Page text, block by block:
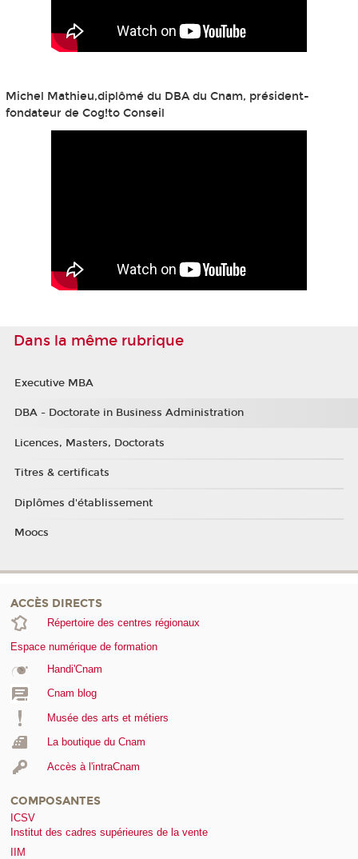
Michel Mathieu,diplômé du DBA du Cnam, président-
fondateur de Cog!to Conseil
Dans la même rubrique
Executive MBA
DBA - Doctorate in Business Administration
Licences, Masters, Doctorats
Titres & certificats
Diplômes d'établissement
Moocs
ACCÈS DIRECTS
Répertoire des centres régionaux
Espace numérique de formation
Handi'Cnam
Cnam blog
Musée des arts et métiers
La boutique du Cnam
Accès à l'intraCnam
COMPOSANTES
ICSV
Institut des cadres supérieures de la vente
IIM